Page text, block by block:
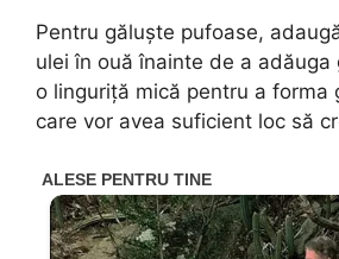
Pentru găluște pufoase,
ulei în ouă înainte de a adăuga
o linguriță mică pentru a forma
care vor avea suficient loc să